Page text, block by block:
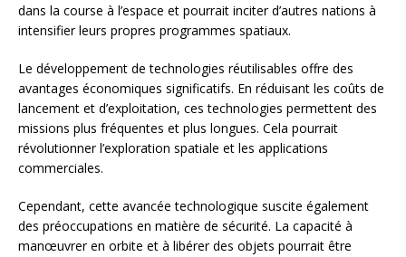
dans la course à l’espace et pourrait inciter d’autres nations à
intensifier leurs propres programmes spatiaux.
Le développement de technologies réutilisables offre des
avantages économiques significatifs. En réduisant les coûts de
lancement et d’exploitation, ces technologies permettent des
missions plus fréquentes et plus longues. Cela pourrait
révolutionner l’exploration spatiale et les applications
commerciales.
Cependant, cette avancée technologique suscite également
des préoccupations en matière de sécurité. La capacité à
manœuvrer en orbite et à libérer des objets pourrait être